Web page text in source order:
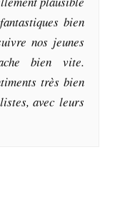
bien
nos jeunes
bien vite.
très bien
avec leurs